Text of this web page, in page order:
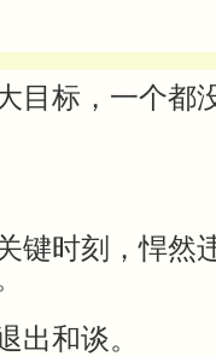
目标，一个都
键时刻，悍然
出和谈。